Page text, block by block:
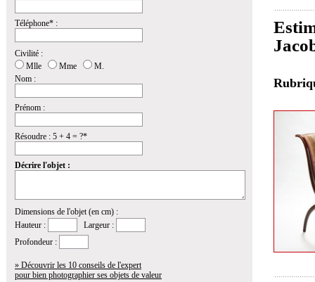
Téléphone* :
Civilité :
Mlle
Mme
M.
Nom :
Prénom :
Résoudre : 5 + 4 = ?*
Décrire l'objet :
Dimensions de l'objet (en cm) :
Hauteur :
Largeur :
Profondeur :
» Découvrir les 10 conseils de l'expert
pour bien photographier ses objets de valeur